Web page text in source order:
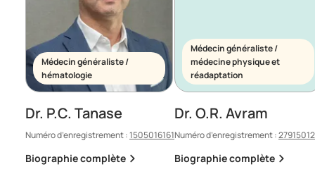
Médecin généraliste /
hématologie
Dr. P.C. Tanase
Numéro d’enregistrement :1505016161
Biographie complète
Médecin généraliste /
médecine physique et
réadaptation
Dr. O.R. Avram
Numéro d’enregistrement :
Biographie complète